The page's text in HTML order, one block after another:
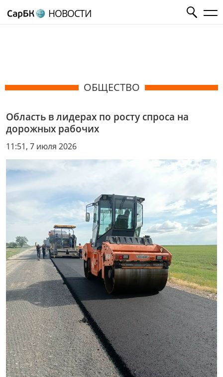
НОВОСТИ
ОБЩЕСТВО
Область в лидерах по росту спроса на
дорожных рабочих
11:51, 7 июля 2026